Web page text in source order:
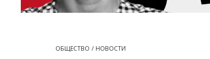
ОБЩЕСТВО НОВОСТИ